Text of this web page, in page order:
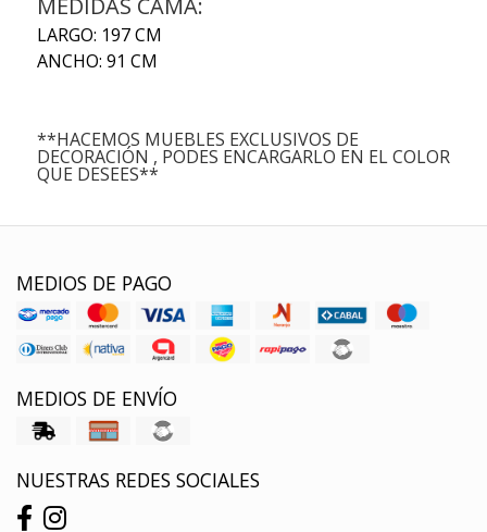
MEDIDAS CAMA:
LARGO: 197 CM
ANCHO: 91 CM
**HACEMOS MUEBLES EXCLUSIVOS DE
DECORACIÓN , PODES ENCARGARLO EN EL COLOR
QUE DESEES**
MEDIOS DE PAGO
MEDIOS DE ENVÍO
NUESTRAS REDES SOCIALES